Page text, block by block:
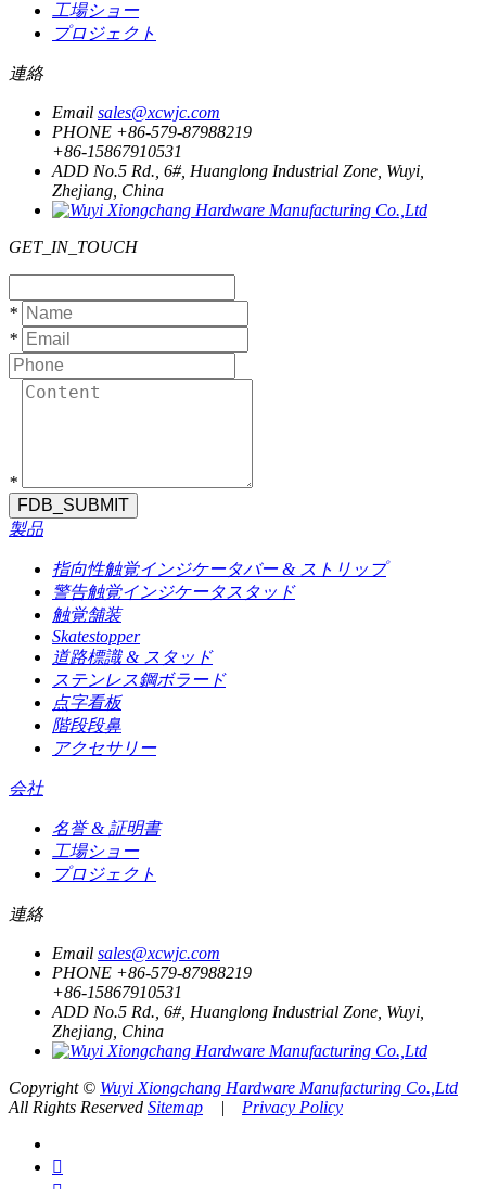
工場ショー
プロジェクト
連絡
Email sales@xcwjc.com
PHONE +86-579-87988219
+86-15867910531
ADD No.5 Rd., 6#, Huanglong Industrial Zone, Wuyi,
Zhejiang, China
GET_IN_TOUCH
*
*
*
FDB_SUBMIT
製品
指向性触覚インジケータバー & ストリップ
警告触覚インジケータスタッド
触覚舗装
Skatestopper
道路標識 & スタッド
ステンレス鋼ボラード
点字看板
階段段鼻
アクセサリー
会社
名誉 & 証明書
工場ショー
プロジェクト
連絡
Email sales@xcwjc.com
PHONE +86-579-87988219
+86-15867910531
ADD No.5 Rd., 6#, Huanglong Industrial Zone, Wuyi,
Zhejiang, China
Copyright © Wuyi Xiongchang Hardware Manufacturing Co.,Ltd
All Rights Reserved Sitemap | Privacy Policy
